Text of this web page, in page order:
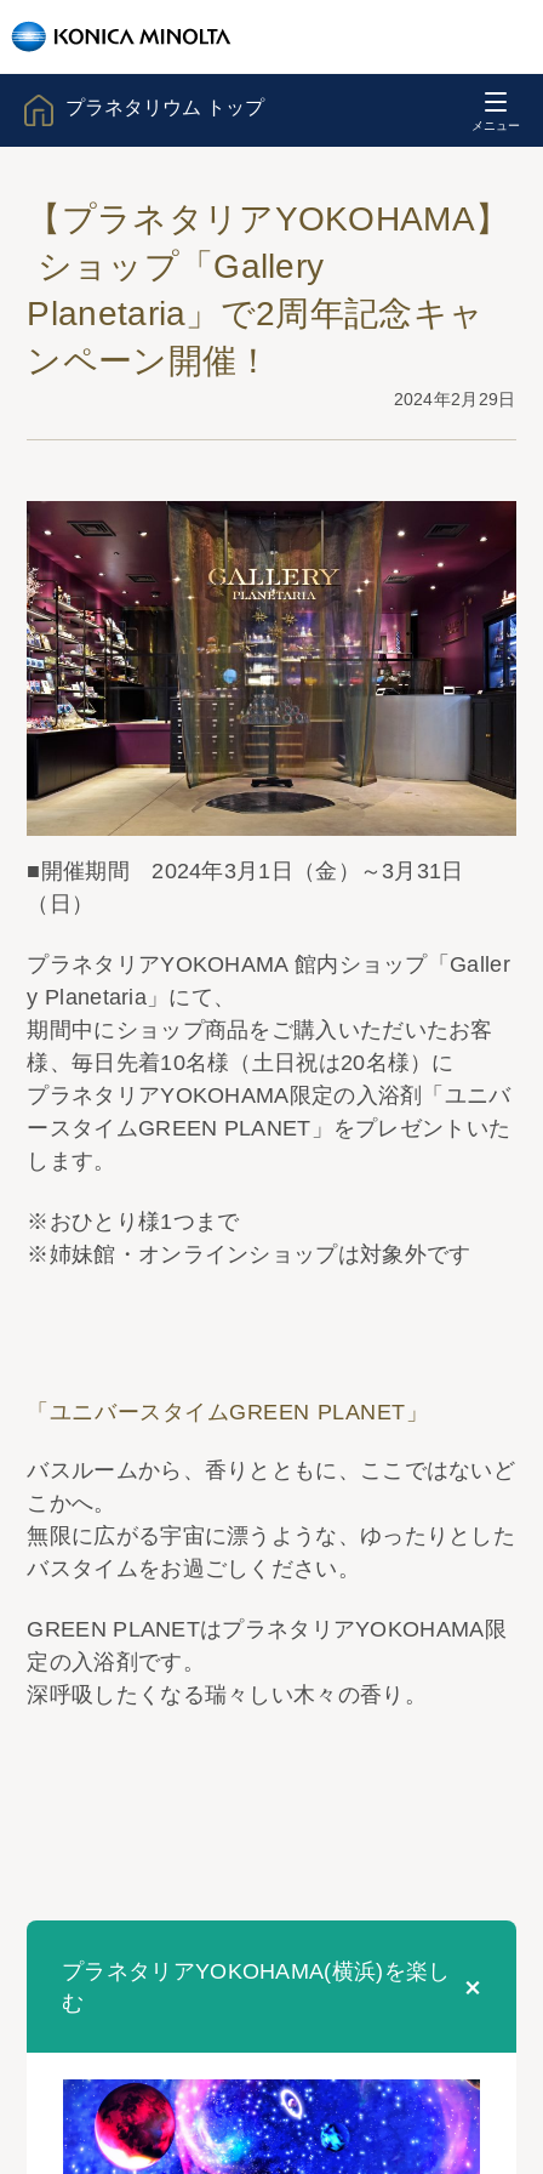
プラネタリウム トップ
【プラネタリアYOKOHAMA】
​ ショップ「Gallery
Planetaria」で2周年記念キャ
ンペーン開催！
2024年2月29日
■開催期間 2024年3月1日（金）～3月31日
（日）​
プラネタリアYOKOHAMA 館内ショップ「Galler
y Planetaria」にて、​
期間中にショップ商品をご購入いただいたお客
様、毎日先着10名様（土日祝は20名様）に​
プラネタリアYOKOHAMA限定の入浴剤「ユニバ
ースタイムGREEN PLANET」をプレゼントいた
します。​
※おひとり様1つまで ​
※姉妹館・オンラインショップは対象外です
「ユニバースタイムGREEN PLANET」
バスルームから、香りとともに、ここではないど
こかへ。
無限に広がる宇宙に漂うような、ゆったりとした
バスタイムをお過ごしください。​
GREEN PLANETはプラネタリアYOKOHAMA限
定の入浴剤です。​
深呼吸したくなる瑞々しい木々の香り。
プラネタリアYOKOHAMA(横浜)を楽し
む